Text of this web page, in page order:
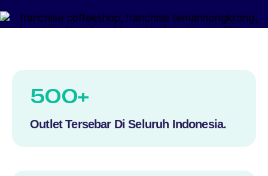
500+
Outlet Tersebar Di Seluruh Indonesia.